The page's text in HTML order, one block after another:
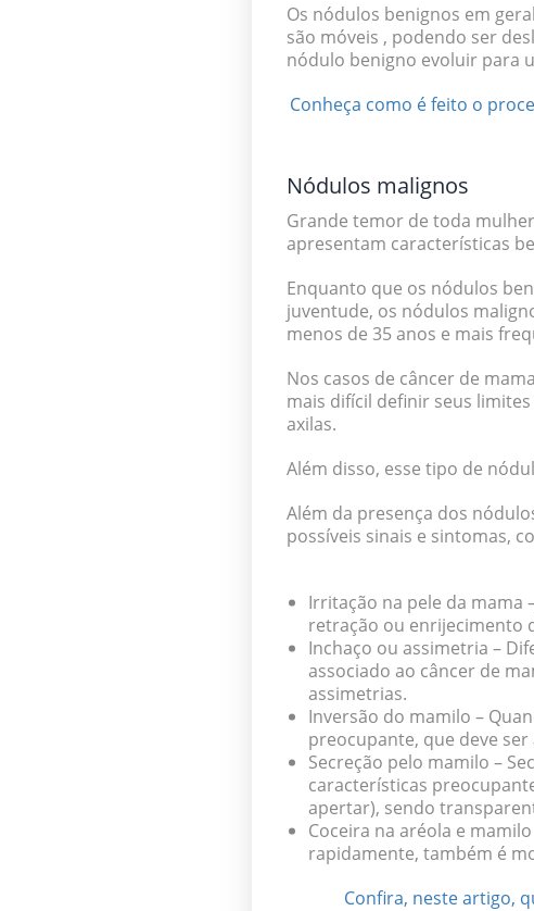
Os nódulos benignos em
são móveis , podendo ser
nódulo benigno evoluir para
Conheça como é feito o
Nódulos malignos
Grande temor de toda
apresentam características
Enquanto que os nódulos
juventude, os nódulos
menos de 35 anos e mais
Nos casos de câncer de
mais difícil definir seus
axilas.
Além disso, esse tipo de
Além da presença dos
possíveis sinais e sintomas,
Irritação na pele da mama
retração ou enrijecimento
Inchaço ou assimetria –
associado ao câncer de
assimetrias.
Inversão do mamilo –
preocupante, que deve
Secreção pelo mamilo –
características
apertar), sendo
Coceira na aréola e mamilo
rapidamente, também é
Confira, neste artigo,